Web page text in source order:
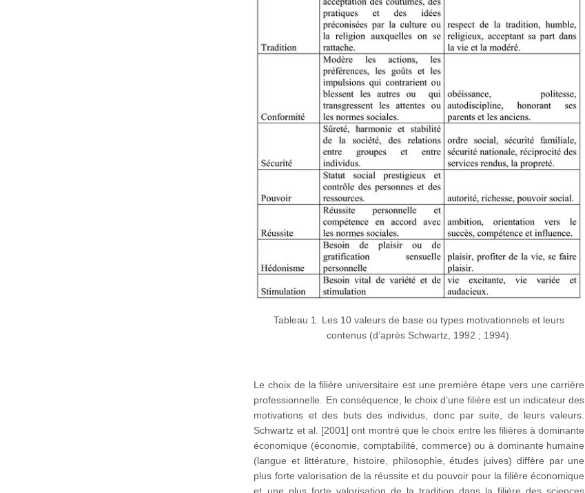
Tableau 1. Les 10 valeurs de base ou types motivationnels et leurs
contenus (d’après Schwartz, 1992 ; 1994).
Le choix de la filière universitaire est une première étape vers une carrière
professionnelle. En conséquence, le choix d’une filière est un indicateur des
motivations et des buts des individus, donc par suite, de leurs valeurs.
Schwartz et al. [2001] ont montré que le choix entre les filières à dominante
économique (économie, comptabilité, commerce) ou à dominante humaine
(langue et littérature, histoire, philosophie, études juives) diffère par une
plus forte valorisation de la réussite et du pouvoir pour la filière économique